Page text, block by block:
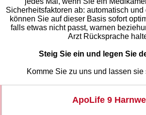
Sicherheitsfaktoren ab: automatisch
können Sie auf dieser Basis sofort
falls etwas nicht passt, warnen
Arzt Rücksprache
Steig Sie ein und legen Sie
Komme Sie zu uns und lassen sie
ApoLife 9